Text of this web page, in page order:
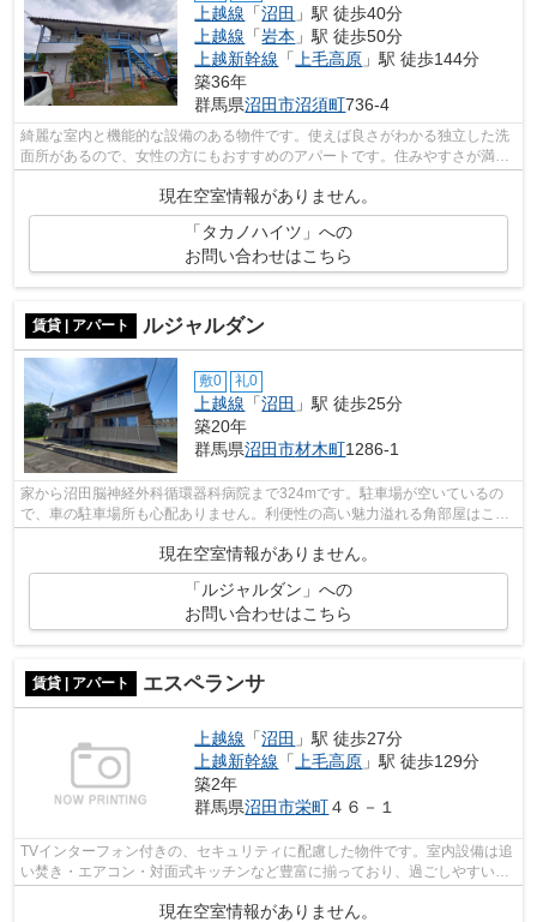
上越線 「沼田 」駅 徒歩40分
上越線 「岩本 」駅 徒歩50分
上越新幹線 「 上毛高原 」駅 徒歩144分
築36年
群馬県沼田市沼須町736-4
綺麗な室内と機能的な設備のある物件です。使えば良さがわかる独立した洗
面所があるので、女性の方にもおすすめのアパートです。住みやすさが満載
現在空室情報がありません。
「タカノハイツ」への
お問い合わせはこちら
賃貸 | アパート ルジャルダン
敷0 礼0
上越線 「沼田 」駅 徒歩25分
築20年
群馬県沼田市材木町1286-1
家から沼田脳神経外科循環器科病院まで324mです。駐車場が空いているの
で、車の駐車場所も心配ありません。利便性の高い魅力溢れる角部屋はこち
現在空室情報がありません。
「ルジャルダン」への
お問い合わせはこちら
賃貸 | アパート エスペランサ
上越線 「沼田 」駅 徒歩27分
上越新幹線 「 上毛高原 」駅 徒歩129分
築2年
群馬県沼田市栄町４６－１
TVインターフォン付きの、セキュリティに配慮した物件です。室内設備は追
い焚き・エアコン・対面式キッチンなど豊富に揃っており、過ごしやすいお
現在空室情報がありません。